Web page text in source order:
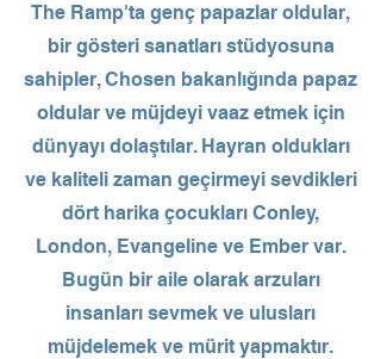
The Ramp'ta genç papazlar oldular,
bir gösteri sanatları stüdyosuna
sahipler, Chosen bakanlığında papaz
oldular ve müjdeyi vaaz etmek için
dünyayı dolaştılar. Hayran oldukları
ve kaliteli zaman geçirmeyi sevdikleri
dört harika çocukları Conley,
London, Evangeline ve Ember var.
Bugün bir aile olarak arzuları
insanları sevmek ve ulusları
müjdelemek ve mürit yapmaktır.